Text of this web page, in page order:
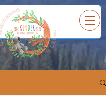
EinKINDERspiel